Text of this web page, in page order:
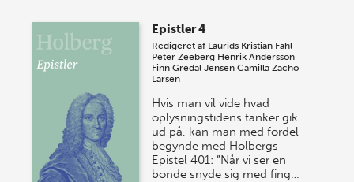
Epistler 4
Redigeret af Laurids Kristian Fahl
Peter Zeeberg Henrik Andersson
Finn Gredal Jensen Camilla Zacho
Larsen
Hvis man vil vide hvad
oplysningstidens tanker gik
ud på, kan man med fordel
begynde med Holbergs
Epistel 401: ”Når vi ser en
bonde snyde sig med fing…